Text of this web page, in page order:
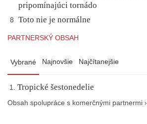
pripomínajúci tornádo
8 Toto nie je normálne
PARTNERSKÝ OBSAH
Vybrané Najnovšie Najčítanejšie
Tropické šestonedelie
Obsah spolupráce s komerčnými partnermi ›